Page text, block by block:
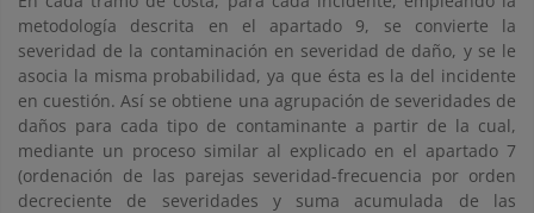
metodología descrita en el apartado 9, se convierte la
severidad de la contaminación en severidad de daño, y se le
asocia la misma probabilidad, ya que ésta es la del incidente
en cuestión. Así se obtiene una agrupación de severidades de
daños para cada tipo de contaminante a partir de la cual,
mediante un proceso similar al explicado en el apartado 7
(ordenación de las parejas severidad-frecuencia por orden
decreciente de severidades y suma acumulada de las